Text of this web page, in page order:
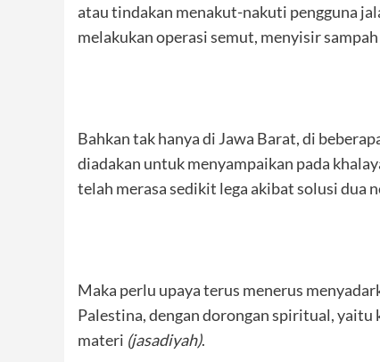
atau tindakan menakut-nakuti pengguna
melakukan operasi semut, menyisir
Bahkan tak hanya di Jawa Barat, di
diadakan untuk menyampaikan pada
telah merasa sedikit lega akibat solusi dua
Maka perlu upaya terus menerus
Palestina, dengan dorongan spiritual, yaitu
materi (jasadiyah).